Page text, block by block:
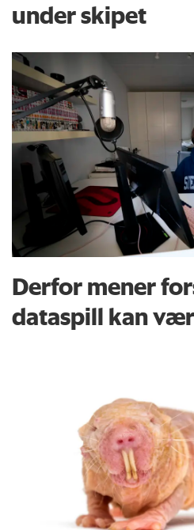
under skipet
Derfor mener
dataspill kan